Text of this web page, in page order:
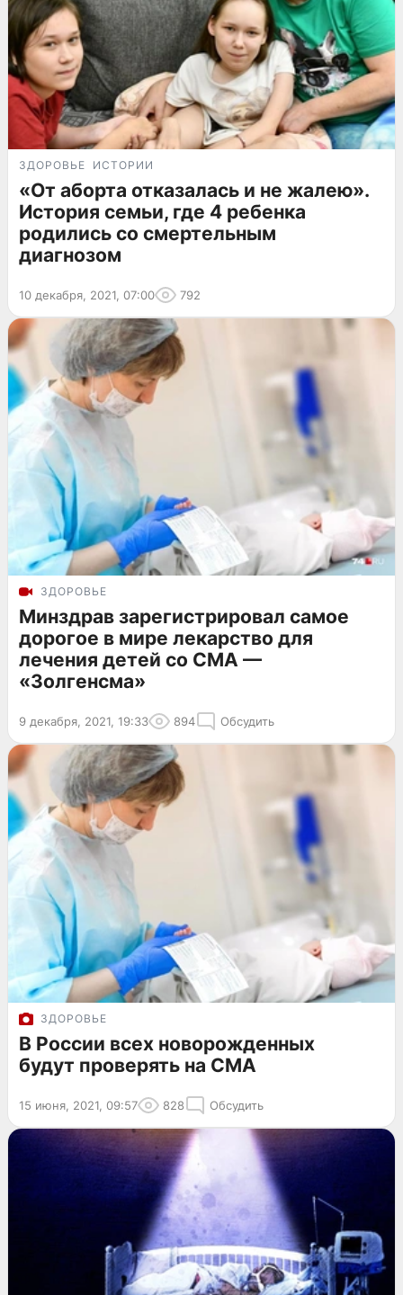
ЗДОРОВЬЕ ИСТОРИИ
«От аборта отказалась и не жалею».
История семьи, где 4 ребенка
родились со смертельным
диагнозом
10 декабря, 2021, 07:00 792
ЗДОРОВЬЕ
Минздрав зарегистрировал самое
дорогое в мире лекарство для
лечения детей со СМА —
«Золгенсма»
9 декабря, 2021, 19:33 894 Обсудить
ЗДОРОВЬЕ
В России всех новорожденных
будут проверять на СМА
15 июня, 2021, 09:57 828 Обсудить